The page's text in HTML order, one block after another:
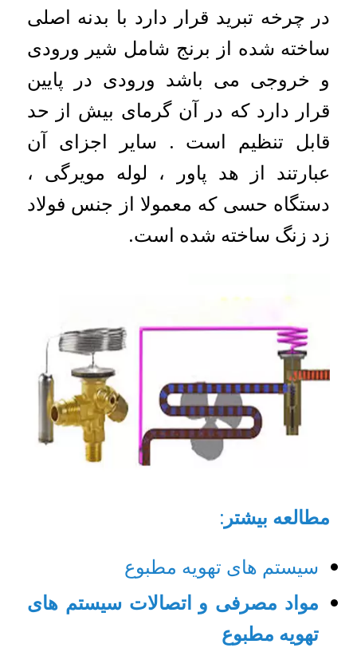
در چرخه تبرید قرار دارد با بدنه اصلی
ساخته شده از برنج شامل شیر ورودی
و خروجی می باشد ورودی در پایین
قرار دارد که در آن گرمای بیش از حد
قابل تنظیم است . سایر اجزای آن
عبارتند از هد پاور ، لوله مویرگی ،
دستگاه حسی که معمولا از جنس فولاد
زد زنگ ساخته شده است.
مطالعه بیشتر :
سیستم های تهویه مطبوع
مواد مصرفی و اتصالات سیستم های
تهویه مطبوع